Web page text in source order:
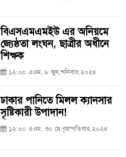
বিএসএমএমইউ এর অনিয়মে
জ্যেষ্ঠতা লংঘন, ছাত্রীর অধীনে
শিক্ষক
১২:০০ এএম, ৮ জুন,শনিবার,২০২৪
ঢাকার পানিতে মিলল ক্যানসার
সৃষ্টিকারী উপাদান!
১২:০০ এএম, ৩০ মে,বৃহস্পতিবার,২০২৪